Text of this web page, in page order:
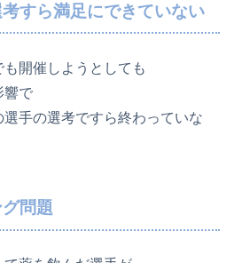
すら満足にできていない
開催しようとしても
響で
手の選考ですら終わっていな
問題